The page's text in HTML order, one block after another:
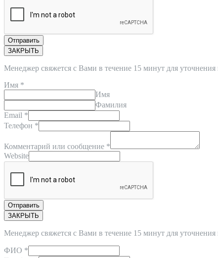
Отправить
ЗАКРЫТЬ
Менеджер свяжется с Вами в течение 15 минут для
Имя *
Имя
Фамилия
Email *
Телефон *
Комментарий или сообщение *
Website
Отправить
ЗАКРЫТЬ
Менеджер свяжется с Вами в течение 15 минут для
ФИО *